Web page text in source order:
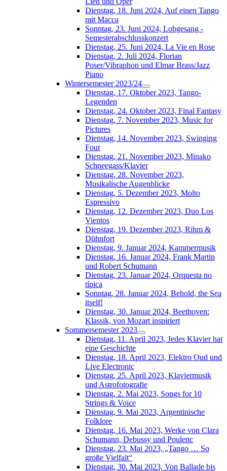
Dienstag, 18. Juni 2024, Auf einen Tango
mit Macca
Sonntag, 23. Juni 2024, Lobgesang -
Semesterabschlusskonzert
Dienstag, 25. Juni 2024, La Vie en Rose
Dienstag, 2. Juli 2024, Florian
Poser/Vibraphon und Elmar Brass/Jazz
Piano
Wintersemester 2023/24
Dienstag, 17. Oktober 2023, Tango-
Legenden
Dienstag, 24. Oktober 2023, Final Fantasy
Dienstag, 7. November 2023, Music for
Pictures
Dienstag, 14. November 2023, Swinging
Four
Dienstag, 21. November 2023, Minako
Schneegass/Klavier
Dienstag, 28. November 2023,
Musikalische Augenblicke
Dienstag, 5. Dezember 2023, Molto
Espressivo
Dienstag, 12. Dezember 2023, Duo Los
Vientos
Dienstag, 19. Dezember 2023, Rihm &
Dühnfort
Dienstag, 9. Januar 2024, Kammermusik
Dienstag, 16. Januar 2024, Frank Martin
und Robert Schumann
Dienstag, 23. Januar 2024, Orquesta no
típica
Sonntag, 28. Januar 2024, Behold, the Sea
itself!
Dienstag, 30. Januar 2024, Beethoven:
Klassik, von Mozart inspiriert
Sommersemester 2023
Dienstag, 11. April 2023, Jedes Klavier hat
eine Geschichte
Dienstag, 18. April 2023, Elektro Oud und
Live Electronic
Dienstag, 25. April 2023, Klaviermusik
und Astrofotografie
Dienstag, 2. Mai 2023, Songs for 10
Strings & Voice
Dienstag, 9. Mai 2023, Argentinische
Folklore
Dienstag, 16. Mai 2023, Werke von Clara
Schumann, Debussy und Poulenc
Dienstag, 23. Mai 2023, „Tango … So
große Vielfalt“
Dienstag, 30. Mai 2023, Von Ballade bis